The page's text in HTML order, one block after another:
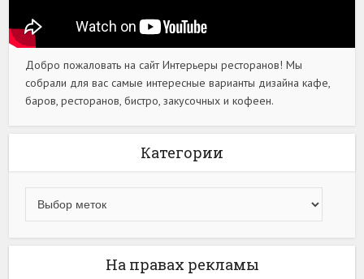
Добро пожаловать на сайт Интерьеры ресторанов! Мы
собрали для вас самые интересные варианты дизайна кафе,
баров, ресторанов, бистро, закусочных и кофеен.
Категории
На правах рекламы